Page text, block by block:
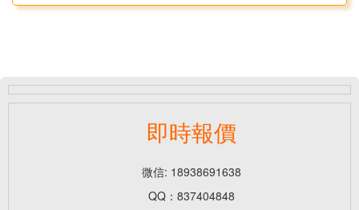
即時報價
微信: 18938691638
QQ：837404848